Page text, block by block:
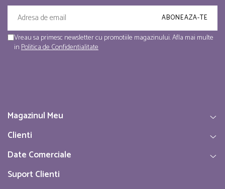
Vreau sa primesc newsletter cu promotiile magazinului. Afla mai multe
inPolitica de Confidentialitate
Magazinul Meu
Clienti
Date Comerciale
Suport Clienti